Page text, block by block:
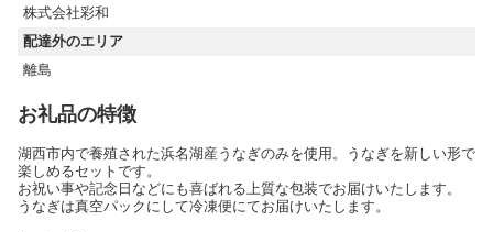
株式会社彩和
配達外のエリア
離島
お礼品の特徴
湖西市内で養殖された浜名湖産うなぎのみを使用。うなぎを新しい形で
楽しめるセットです。
お祝い事や記念日などにも喜ばれる上質な包装でお届けいたします。
うなぎは真空パックにして冷凍便にてお届けいたします。